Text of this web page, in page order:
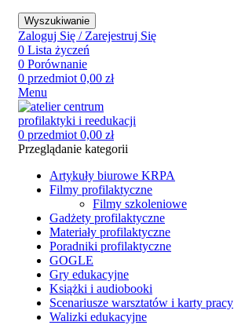
Wyszukiwanie
Zaloguj Się / Zarejestruj Się
0 Lista życzeń
0 Porównanie
0 przedmiot 0,00 zł
Menu
0 przedmiot 0,00 zł
Przeglądanie kategorii
Artykuły biurowe KRPA
Filmy profilaktyczne
Filmy szkoleniowe
Gadżety profilaktyczne
Materiały profilaktyczne
Poradniki profilaktyczne
GOGLE
Gry edukacyjne
Książki i audiobooki
Scenariusze warsztatów i karty pracy
Walizki edukacyjne